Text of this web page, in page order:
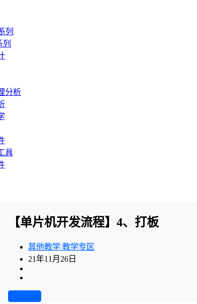
列
列
分析
具
【单片机开发流程】4、打板
其他教学 教学专区
21年11月26日